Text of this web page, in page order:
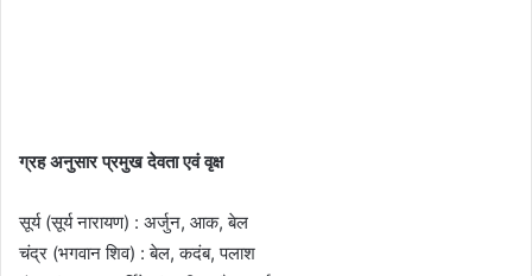
ग्रह अनुसार प्रमुख देवता एवं वृक्ष
सूर्य (सूर्य नारायण) : अर्जुन, आक, बेल
चंद्र (भगवान शिव) : बेल, कदंब, पलाश